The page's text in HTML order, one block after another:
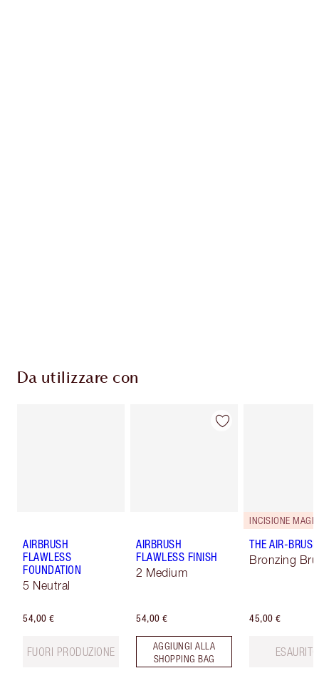
Da utilizzare con
AIRBRUSH
FLAWLESS
FOUNDATION
5 Neutral
54,00 €
FUORI PRODUZIONE
AIRBRUSH
FLAWLESS FINISH
2 Medium
54,00 €
AGGIUNGI ALLA
SHOPPING BAG
THE AIR-BRUSH
Bronzing
45,00 €
ESAURITO